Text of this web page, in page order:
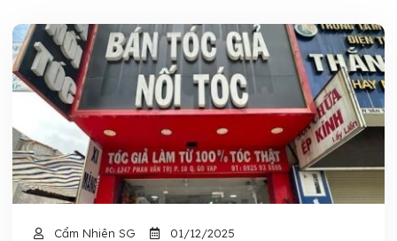
Cẩm Nhiên SG 01/12/2025